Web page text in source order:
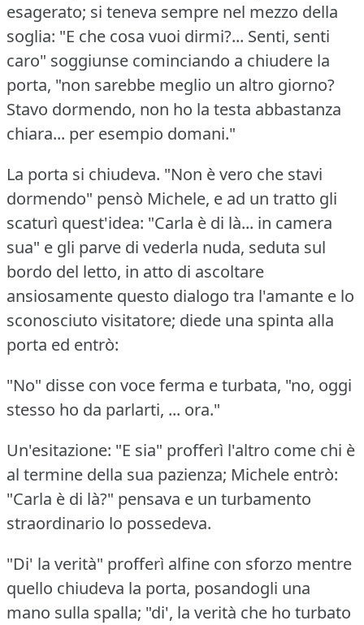
esagerato; si teneva sempre nel mezzo della
soglia: "E che cosa vuoi dirmi?... Senti, senti
caro" soggiunse cominciando a chiudere la
porta, "non sarebbe meglio un altro giorno?
Stavo dormendo, non ho la testa abbastanza
chiara... per esempio domani."
La porta si chiudeva. "Non è vero che stavi
dormendo" pensò Michele, e ad un tratto gli
scaturì quest'idea: "Carla è di là... in camera
sua" e gli parve di vederla nuda, seduta sul
bordo del letto, in atto di ascoltare
ansiosamente questo dialogo tra l'amante e lo
sconosciuto visitatore; diede una spinta alla
porta ed entrò:
"No" disse con voce ferma e turbata, "no, oggi
stesso ho da parlarti, ... ora."
Un'esitazione: "E sia" profferì l'altro come chi è
al termine della sua pazienza; Michele entrò:
"Carla è di là?" pensava e un turbamento
straordinario lo possedeva.
"Di' la verità" profferì alfine con sforzo mentre
quello chiudeva la porta, posandogli una
mano sulla spalla; "di', la verità che ho turbato